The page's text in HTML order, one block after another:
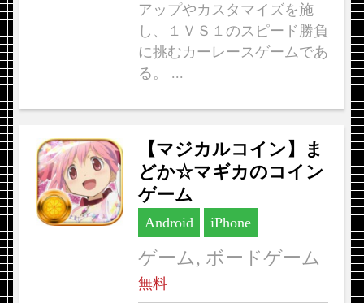
アップやカスタマイズを施
し、１ＶＳ１のスピード勝負
に挑むカーレースゲームであ
る。 ...
【マジカルコイン】ま
どか☆マギカのコイン
ゲーム
Android iPhone
ゲーム, ボードゲーム
無料